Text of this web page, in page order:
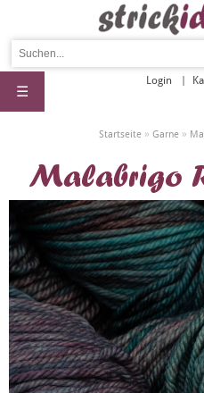
Login
☰
Startseite » Garne »
Malabrigo